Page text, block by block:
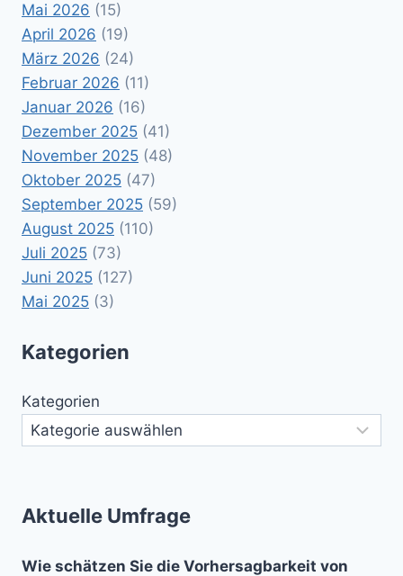
Mai 2026 (15)
April 2026 (19)
März 2026 (24)
Februar 2026 (11)
Januar 2026 (16)
Dezember 2025 (41)
November 2025 (48)
Oktober 2025 (47)
September 2025 (59)
August 2025 (110)
Juli 2025 (73)
Juni 2025 (127)
Mai 2025 (3)
Kategorien
Kategorien
Aktuelle Umfrage
Wie schätzen Sie die Vorhersagbarkeit von